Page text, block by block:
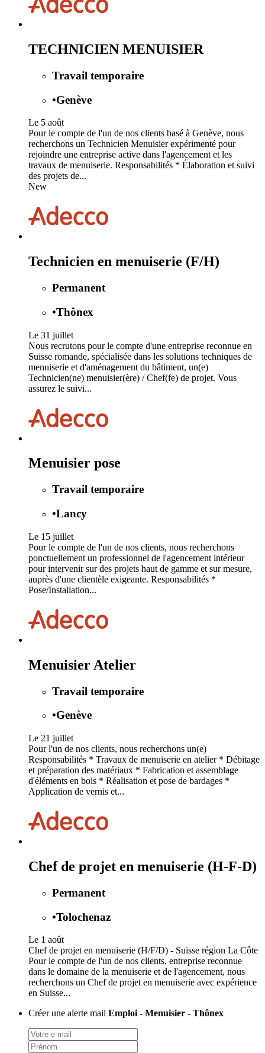
TECHNICIEN MENUISIER
Travail temporaire
•Genève
Le 5 août
Pour le compte de l'un de nos clients basé à Genève, nous
recherchons un Technicien Menuisier expérimenté pour
rejoindre une entreprise active dans l'agencement et les
travaux de menuiserie. Responsabilités * Élaboration et suivi
des projets de...
New
Technicien en menuiserie (F/H)
Permanent
•Thônex
Le 31 juillet
Nous recrutons pour le compte d'une entreprise reconnue en
Suisse romande, spécialisée dans les solutions techniques de
menuiserie et d'aménagement du bâtiment, un(e)
Technicien(ne) menuisier(ère) / Chef(fe) de projet. Vous
assurez le suivi...
Menuisier pose
Travail temporaire
•Lancy
Le 15 juillet
Pour le compte de l'un de nos clients, nous recherchons
ponctuellement un professionnel de l'agencement intérieur
pour intervenir sur des projets haut de gamme et sur mesure,
auprès d'une clientèle exigeante. Responsabilités *
Pose/Installation...
Menuisier Atelier
Travail temporaire
•Genève
Le 21 juillet
Pour l'un de nos clients, nous recherchons un(e)
Responsabilités * Travaux de menuiserie en atelier * Débitage
et préparation des matériaux * Fabrication et assemblage
d'éléments en bois * Réalisation et pose de bardages *
Application de vernis et...
Chef de projet en menuiserie (H-F-D)
Permanent
•Tolochenaz
Le 1 août
Chef de projet en menuiserie (H/F/D) - Suisse région La Côte
Pour le compte de l'un de nos clients, entreprise reconnue
dans le domaine de la menuiserie et de l'agencement, nous
recherchons un Chef de projet en menuiserie avec expérience
en Suisse...
Créer une alerte mail Emploi - Menuisier - Thônex